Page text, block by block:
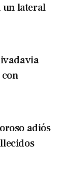
un lateral
adiós